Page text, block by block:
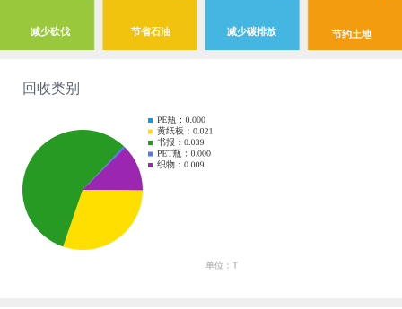
减少砍伐 节省石油 减少碳排放 节约土地
回收类别